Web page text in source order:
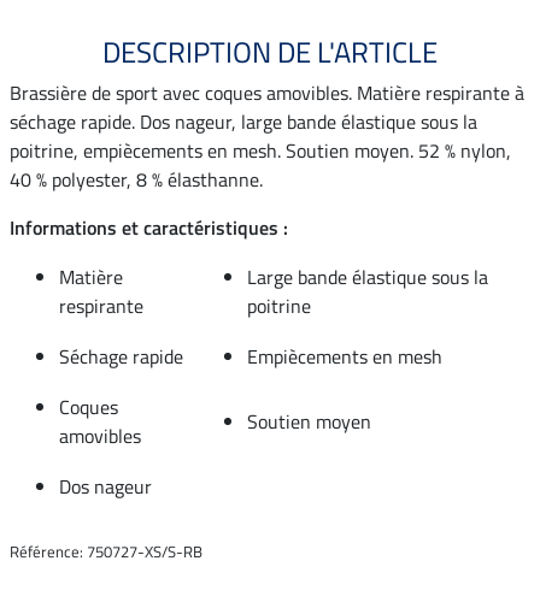
DESCRIPTION DE L'ARTICLE
Brassière de sport avec coques amovibles. Matière respirante à
séchage rapide. Dos nageur, large bande élastique sous la
poitrine, empiècements en mesh. Soutien moyen. 52 % nylon,
40 % polyester, 8 % élasthanne.
Informations et caractéristiques :
Matière
respirante
Large bande élastique sous la
poitrine
Séchage rapide
Empiècements en mesh
Coques
amovibles
Soutien moyen
Dos nageur
Référence: 750727-XS/S-RB